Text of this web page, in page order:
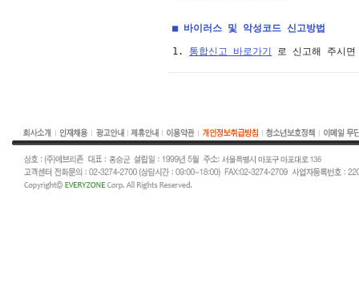
■ 바이러스 및 악성코드 신고방법
1. 통합신고 바로가기 로 신고해 주시